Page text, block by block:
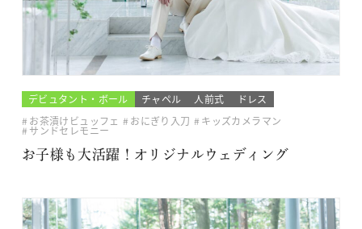
デビュタント・ボール チャペル 人前式
ドレス
お茶漬けビュッフェ
おにぎり入刀 キッズカメラマン
サンドセレモニー
お子様も大活躍！オリジナルウェディング